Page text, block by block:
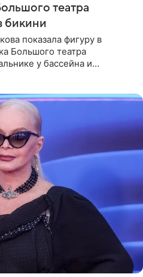
театра
бикини
показала фигуру в
Большого театра
у бассейна и